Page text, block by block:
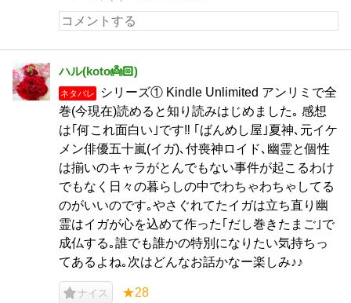
ハル(koto👼🏻‎)
ネタバレ
シリーズ① Kindle Unlimited アンリミで全
巻(今現在)読めると知り読みはじめました｡ 感想
は｢何これ面白い｣です‼︎ ｢ばんめし屋｣夏神､元イケ
メン俳優五十嵐(イガ)､付喪神ロイド､幽霊と個性
は揃いのキャラがとんでもない事件が起こるわけ
でもなく日々の暮らしの中でわちゃわちゃしてる
のがいいのです｡やさぐれてたイガは立ち直り幽
霊はイガが心を込めて作った｢だし巻きたまご｣で
成仏する｡誰でも誰かの特別になりたい気持ちっ
てあるよね｡次はどんなお話かなー楽しみ♪♪
ナイス ★28